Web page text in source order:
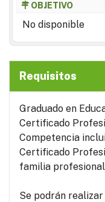
OBJETIVO
No disponible
Requisitos
Graduado en
Certificado
Competencia
Certificado
familia
Se podrán